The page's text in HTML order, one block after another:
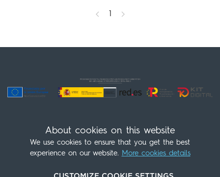
1
跟着我们走！ (+34) 960 30 28 07
About cookies on this website
We use cookies to ensure that you get the best
experience on our website. More cookies details